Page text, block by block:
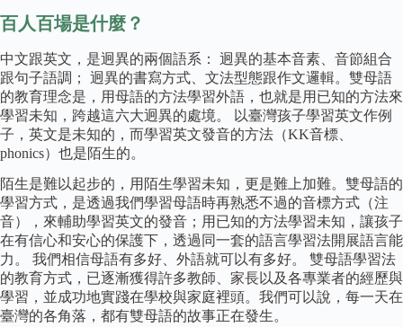
百人百場是什麼？
中文跟英文，是迥異的兩個語系： 迥異的基本音素、音節組合
跟句子語調； 迥異的書寫方式、文法型態跟作文邏輯。雙母語
的教育理念是，用母語的方法學習外語，也就是用已知的方法來
學習未知，跨越這六大迥異的處境。 以臺灣孩子學習英文作例
子，英文是未知的，而學習英文發音的方法（KK音標、
phonics）也是陌生的。
陌生是難以起步的，用陌生學習未知，更是難上加難。雙母語的
學習方式，是透過我們學習母語時再熟悉不過的音標方式（注
音），來輔助學習英文的發音；用已知的方法學習未知，讓孩子
在有信心和安心的保護下，透過同一套的語言學習法開展語言能
力。 我們相信母語有多好、外語就可以有多好。 雙母語學習法
的教育方式，已逐漸獲得許多教師、家長以及各專業者的經歷與
學習，並成功地實踐在學校與家庭裡頭。我們可以說，每一天在
臺灣的各角落，都有雙母語的故事正在發生。